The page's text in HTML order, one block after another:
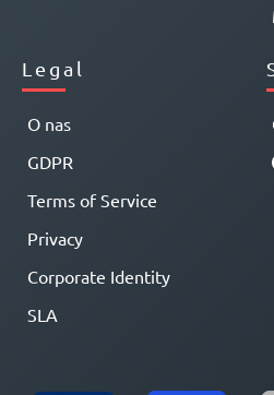
Legal
O nas
GDPR
Terms of Service
Privacy
Corporate Identity
SLA